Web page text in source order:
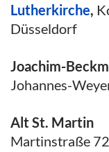
Lutherkirche,
Düsseldorf
Joachim-
Johannes-
Alt St. Martin
Martinstraße